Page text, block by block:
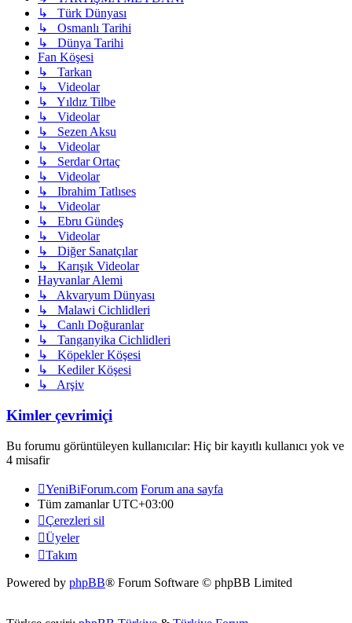
↳ Türk Dünyası
↳ Osmanlı Tarihi
↳ Dünya Tarihi
Fan Köşesi
↳ Tarkan
↳ Videolar
↳ Yıldız Tilbe
↳ Videolar
↳ Sezen Aksu
↳ Videolar
↳ Serdar Ortaç
↳ Videolar
↳ Ibrahim Tatlıses
↳ Videolar
↳ Ebru Gündeş
↳ Videolar
↳ Diğer Sanatçılar
↳ Karışık Videolar
Hayvanlar Alemi
↳ Akvaryum Dünyası
↳ Malawi Cichlidleri
↳ Canlı Doğuranlar
↳ Tanganyika Cichlidleri
↳ Köpekler Köşesi
↳ Kediler Köşesi
↳ Arşiv
Kimler çevrimiçi
Bu forumu görüntüleyen kullanıcılar: Hiç bir kayıtlı kullanıcı yok ve
4 misafir
YeniBiForum.com Forum ana sayfa
Tüm zamanlarUTC+03:00
Çerezleri sil
Üyeler
Takım
Powered by phpBB® Forum Software © phpBB Limited